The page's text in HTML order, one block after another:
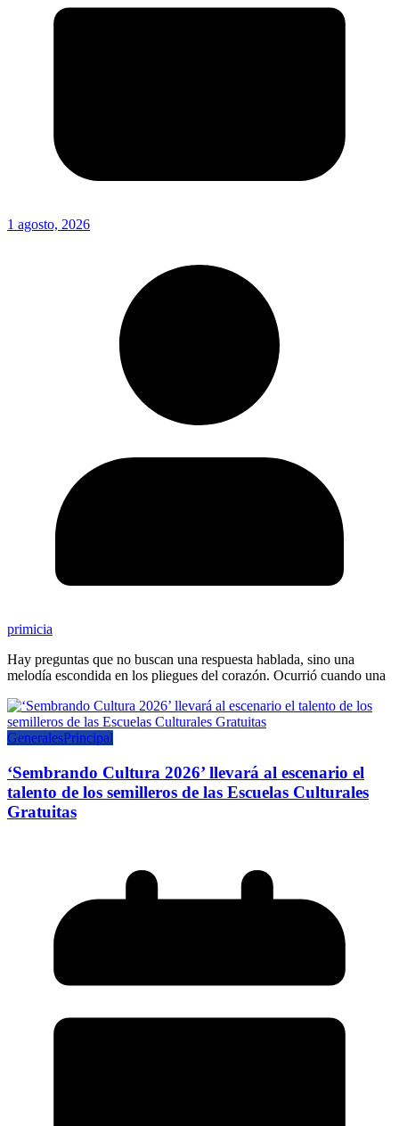
1 agosto, 2026
primicia
Hay preguntas que no buscan una respuesta hablada, sino una
melodía escondida en los pliegues del corazón. Ocurrió cuando una
GeneralesPrincipal
‘Sembrando Cultura 2026’ llevará al escenario el
talento de los semilleros de las Escuelas Culturales
Gratuitas